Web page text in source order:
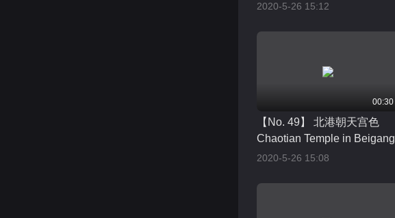
2020-5-26 15:12
00:30
【No. 49】 北港朝天宫色
Chaotian Temple in Beigang
2020-5-26 15:08